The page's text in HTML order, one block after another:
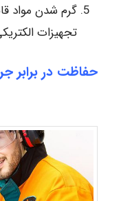
گرم شدن مواد
تجهیزات
حفاظت در برابر